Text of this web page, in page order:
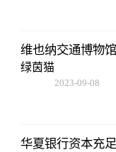
维也纳交通博物
绿茵猫
2023-09-08
华夏银行资本充